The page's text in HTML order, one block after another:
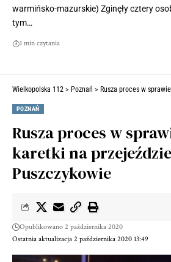
warmińsko-mazurskie) Zginęły cztery
tym…
1 min czytania
Wielkopolska 112 > Poznań > Rusza proces w sprawie
POZNAŃ
Rusza proces w
karetki na
Puszczykowie
Ostatnia aktualizacja 2 października 2020 13:49
Opublikowano 2 października 2020